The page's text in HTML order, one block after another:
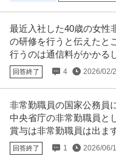
最近入社した40歳の女性
の研修を行うと伝えたと
行うのは通信料がかかる
われました。
回答終了 4 2026/02/
非常勤職員の国家公務員
中央省庁の非常勤職員と
賞与は非常勤職員は出ま
回答終了 1 2026/06/